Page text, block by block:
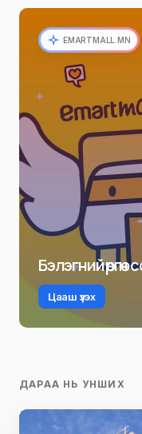
EMARTMALL.MN
Бэлэгний өргөн
Цааш үзэх
ДАРАА НЬ УНШИХ